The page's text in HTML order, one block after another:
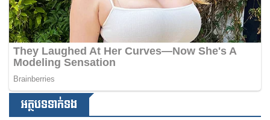
អត្ថបទទាក់ទង